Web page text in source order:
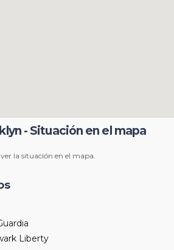
- Situación en el mapa
la situación en el mapa.
Liberty